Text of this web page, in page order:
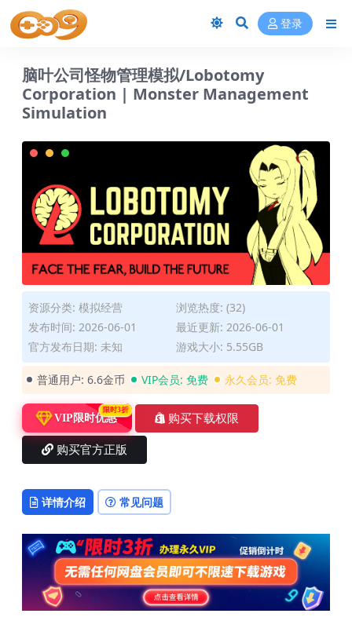
登录
脑叶公司怪物管理模拟/Lobotomy
Corporation | Monster Management
Simulation
资源分类: 模拟经营
浏览热度: (32)
发布时间: 2026-06-01
最近更新: 2026-06-01
官方发布日期: 未知
游戏大小: 5.55GB
普通用户: 6.6金币 VIP会员: 免费 永久会员: 免费
VIP限时优惠
限时3折
购买下载权限
购买官方正版
详情介绍 常见问题